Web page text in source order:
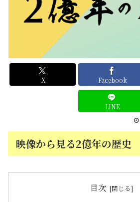
X Facebook
LINE
映像から見る2億年の歴史
目次